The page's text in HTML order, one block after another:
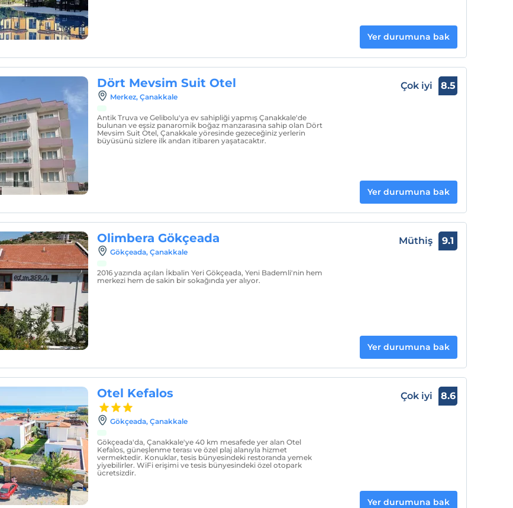
Yer durumuna bak
Dört Mevsim Suit Otel
Merkez‎, Çanakkale
Antik Truva ve Gelibolu'ya ev sahipliği yapmış Çanakkale'de
bulunan ve eşsiz panaromik boğaz manzarasına sahip olan Dört
Mevsim Suit Otel, Çanakkale yöresinde gezeceğiniz yerlerin
büyüsünü sizlere ilk andan itibaren yaşatacaktır.
Çok iyi 8.5
Yer durumuna bak
Olimbera Gökçeada
Gökçeada‎, Çanakkale
2016 yazında açılan İkbalin Yeri Gökçeada, Yeni Bademli'nin hem
merkezi hem de sakin bir sokağında yer alıyor.
Müthiş 9.1
Yer durumuna bak
Otel Kefalos
Gökçeada‎, Çanakkale
Gökçeada'da, Çanakkale'ye 40 km mesafede yer alan Otel
Kefalos, güneşlenme terası ve özel plaj alanıyla hizmet
vermektedir. Konuklar, tesis bünyesindeki restoranda yemek
yiyebilirler. WiFi erişimi ve tesis bünyesindeki özel otopark
ücretsizdir.
Çok iyi 8.6
Yer durumuna bak